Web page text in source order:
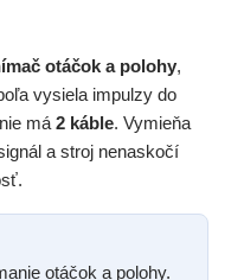
otáčok a polohy,
vysiela impulzy do
má2 káble. Vymieňa
a stroj nenaskočí
otáčok a polohy.